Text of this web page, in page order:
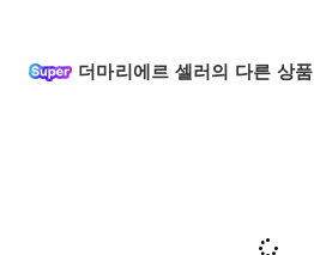
더마리에르 셀러의 다른 상품